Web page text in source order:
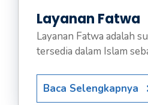
Layanan Fatwa
Layanan Fatwa adalah
tersedia dalam Islam
Baca Selengkapnya